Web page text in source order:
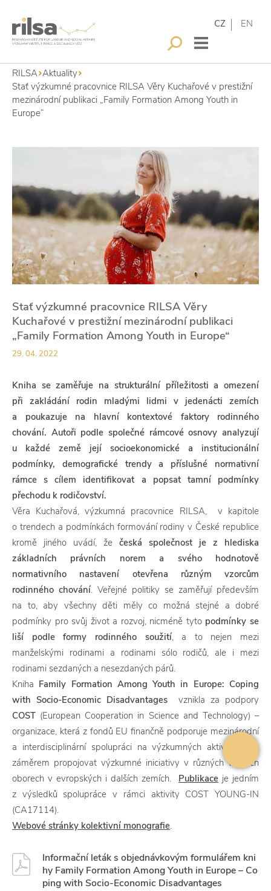
CZ EN
RILSA Aktuality
Stať výzkumné pracovnice RILSA Věry Kuchařové v prestižní
mezinárodní publikaci „Family Formation Among Youth in
Europe“
Stať výzkumné pracovnice RILSA Věry
Kuchařové v prestižní mezinárodní publikaci
„Family Formation Among Youth in Europe“
29. 04. 2022
Kniha se zaměřuje na strukturální příležitosti a omezení
při zakládání rodin mladými lidmi v jedenácti zemích
a poukazuje na hlavní kontextové faktory rodinného
chování. Autoři podle společné rámcové osnovy analyzují
u každé země její socioekonomické a institucionální
podmínky, demografické trendy a příslušné normativní
rámce s cílem identifikovat a popsat tamní podmínky
přechodu k rodičovství.
Věra Kuchařová, výzkumná pracovnice RILSA, v kapitole
o trendech a podmínkách formování rodiny v České republice
kromě jiného uvádí, že česká společnost je z hlediska
základních právních norem a svého hodnotově
normativního nastavení otevřena různým vzorcům
rodinného chování. Veřejné politiky se zaměřují především
na to, aby všechny děti měly co možná stejné a dobré
podmínky pro svůj život a rozvoj, nicméně tyto podmínky se
liší podle formy rodinného soužití, a to nejen mezi
manželskými rodinami a rodinami sólo rodičů, ale i mezi
rodinami sezdaných a nesezdaných párů.
Kniha Family Formation Among Youth in Europe: Coping
with Socio-Economic Disadvantages vznikla za podpory
COST (European Cooperation in Science and Technology) –
organizace, která z fondů EU finančně podporuje mezinárodní
a interdisciplinární spolupráci na výzkumných aktivitách se
záměrem propojovat výzkumné iniciativy v různých vědních
oborech v evropských i dalších zemích. Publikace je jedním
z výsledků spolupráce v rámci aktivity COST YOUNG-IN
(CA17114).
Webové stránky kolektivní monografie.
Informační leták s objednávkovým formulářem kni
hy Family Formation Among Youth in Europe – Co
ping with Socio-Economic Disadvantages